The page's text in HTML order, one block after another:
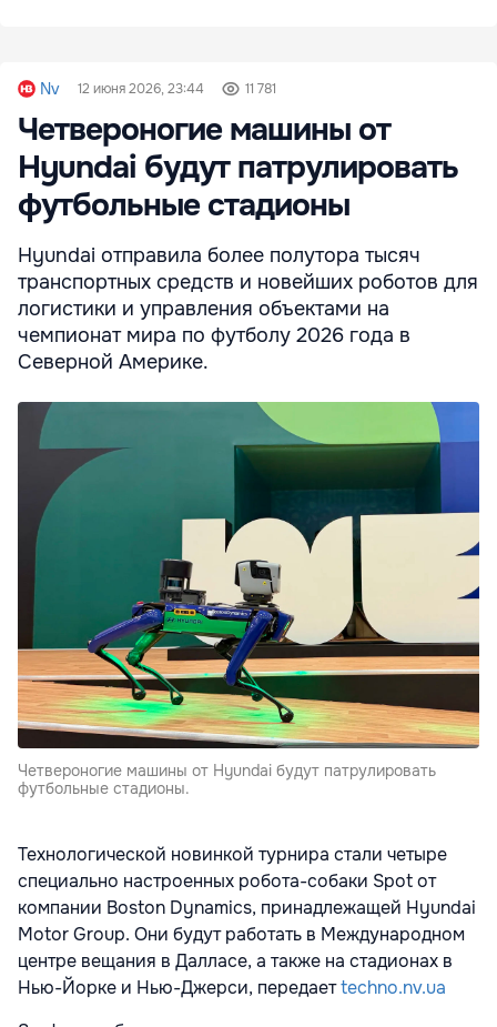
Nv 12 июня 2026, 23:44 11 781
Четвероногие машины от
Hyundai будут патрулировать
футбольные стадионы
Hyundai отправила более полутора тысяч
транспортных средств и новейших роботов для
логистики и управления объектами на
чемпионат мира по футболу 2026 года в
Северной Америке.
Четвероногие машины от Hyundai будут патрулировать
футбольные стадионы.
Технологической новинкой турнира стали четыре
специально настроенных робота-собаки Spot от
компании Boston Dynamics, принадлежащей Hyundai
Motor Group. Они будут работать в Международном
центре вещания в Далласе, а также на стадионах в
Нью-Йорке и Нью-Джерси, передаетtechno.nv.ua